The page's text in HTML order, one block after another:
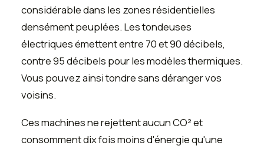
considérable dans les zones résidentielles
densément peuplées. Les tondeuses
électriques émettent entre 70 et 90 décibels,
contre 95 décibels pour les modèles thermiques.
Vous pouvez ainsi tondre sans déranger vos
voisins.
Ces machines ne rejettent aucun CO² et
consomment dix fois moins d'énergie qu'une